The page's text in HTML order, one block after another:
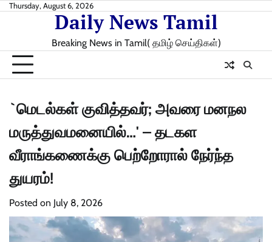
SkipThursday, August 6, 2026
Daily News Tamil
Breaking News in Tamil( தமிழ் செய்திகள்)
`மெடல்கள் குவித்தவர்; அவரை மனநல
மருத்துவமனையில்…' – தடகள
வீராங்கணைக்கு பெற்றோரால் நேர்ந்த
துயரம்!
Posted on July 8, 2026